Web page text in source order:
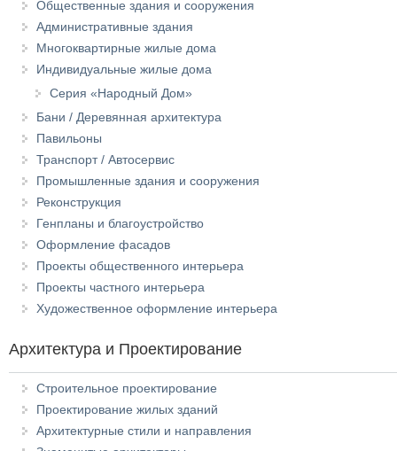
Общественные здания и сооружения
Административные здания
Многоквартирные жилые дома
Индивидуальные жилые дома
Серия «Народный Дом»
Бани / Деревянная архитектура
Павильоны
Транспорт / Автосервис
Промышленные здания и сооружения
Реконструкция
Генпланы и благоустройство
Оформление фасадов
Проекты общественного интерьера
Проекты частного интерьера
Художественное оформление интерьера
Архитектура и Проектирование
Строительное проектирование
Проектирование жилых зданий
Архитектурные стили и направления